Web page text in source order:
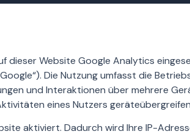
dieser Website Google Analytics
Die Nutzung umfasst die
und Interaktionen über mehrere
eines Nutzers
aktiviert. Dadurch wird Ihre IP-